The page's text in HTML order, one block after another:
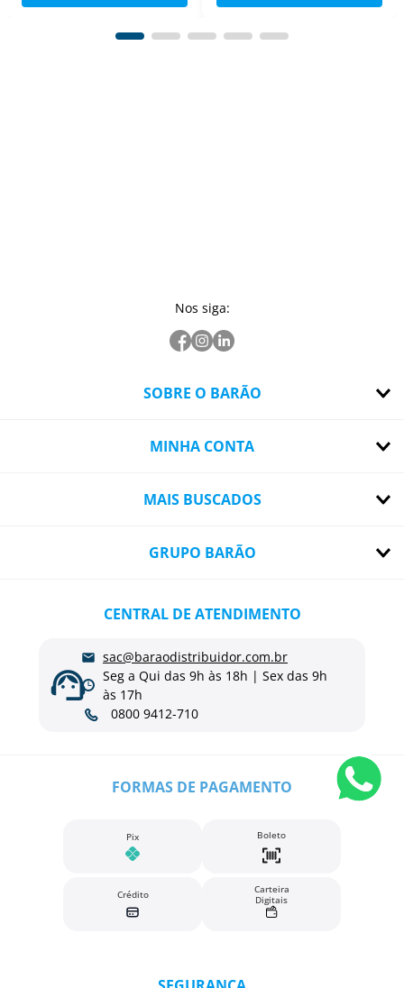
Nos siga:
SOBRE O BARÃO
MINHA CONTA
MAIS BUSCADOS
GRUPO BARÃO
CENTRAL DE ATENDIMENTO
sac@baraodistribuidor.com.br
Seg a Qui das 9h às 18h | Sex das 9h
às 17h
0800 9412-710
FORMAS DE PAGAMENTO
Pix Boleto
Crédito
Carteira
Digitais